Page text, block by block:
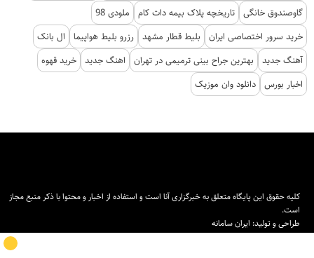
گاوصندوق خانگی تاریخچه پلاک بیمه دات کام
ملودی 98
خرید سرور اختصاصی ایران
بلیط قطار مشهد رزرو بلیط هواپیما
ال بانک
آهنگ جدید
بهترین جراح بینی ترمیمی در تهران اهنگ جدید خرید قهوه
اخبار بورس دانلود وان موزیک
کلیه حقوق این پایگاه متعلق به خبرگزاری آنا است و استفاده از اخبار و محتوا با ذکر منبع مجاز
است.
طراحی و تولید: ایران سامانه